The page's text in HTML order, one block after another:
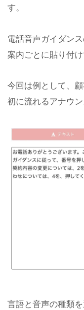
す。
電話音声ガイダン
案内ごとに貼り付
今回は例として、
初に流れるアナウン
言語と音声の種類を